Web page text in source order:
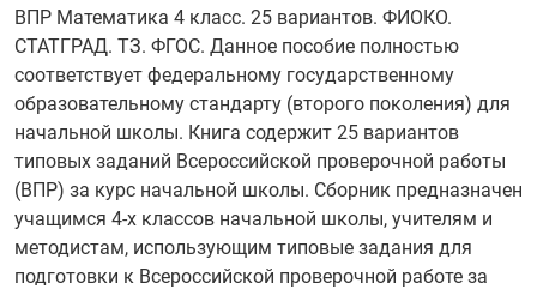
ВПР Математика 4 класс. 25 вариантов. ФИОКО.
СТАТГРАД. ТЗ. ФГОС. Данное пособие полностью
соответствует федеральному государственному
образовательному стандарту (второго поколения) для
начальной школы. Книга содержит 25 вариантов
типовых заданий Всероссийской проверочной работы
(ВПР) за курс начальной школы. Сборник предназначен
учащимся 4-х классов начальной школы, учителям и
методистам, использующим типовые задания для
подготовки к Всероссийской проверочной работе за